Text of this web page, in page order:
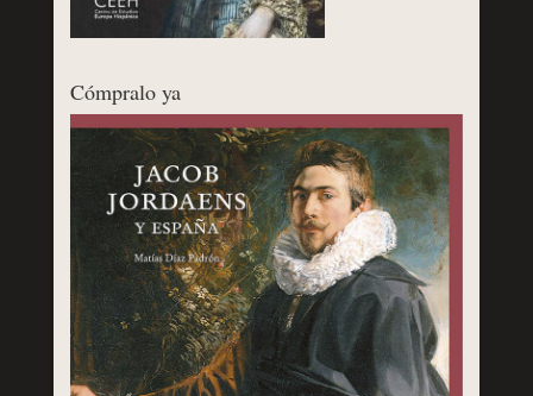
Cómpralo ya